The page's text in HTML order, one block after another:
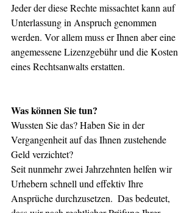
Jeder der diese Rechte missachtet kann auf
Unterlassung in Anspruch genommen
werden. Vor allem muss er Ihnen aber eine
angemessene Lizenzgebühr und die Kosten
eines Rechtsanwalts erstatten.
Was können Sie tun?
Wussten Sie das? Haben Sie in der
Vergangenheit auf das Ihnen zustehende
Geld verzichtet?
Seit nunmehr zwei Jahrzehnten helfen wir
Urhebern schnell und effektiv Ihre
Ansprüche durchzusetzen.  Das bedeutet,